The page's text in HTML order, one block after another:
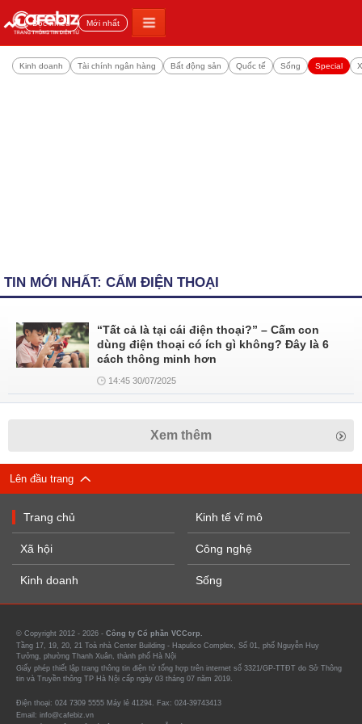
Đọc nhiều Mới nhất
Kinh doanh Tài chính ngân hàng Bất động sản Quốc tế Sống Special
TIN MỚI NHẤT: CẤM ĐIỆN THOẠI
“Tất cả là tại cái điện thoại?” – Cấm con
dùng điện thoại có ích gì không? Đây là 6
cách thông minh hơn
14:45 30/07/2025
Xem thêm
Lên đầu trang
Trang chủ
Xã hội
Kinh doanh
Kinh tế vĩ mô
Công nghệ
Sống
© Copyright 2012 - 2026 - Công ty Cổ phần VCCorp.
Tầng 17, 19, 20, 21 Toà nhà Center Building - Hapulico Complex, Số 01, phố Nguyễn Huy
Tưởng, phường Thanh Xuân, thành phố Hà Nội
Giấy phép thiết lập trang thông tin điện tử tổng hợp trên internet số 3321/GP-TTĐT do Sở Thông
tin và Truyền thông TP Hà Nội cấp ngày 03 tháng 07 năm 2019.
Điện thoại: 024 7309 5555 Máy lẻ 41294. Fax: 024-39743413
Email: info@cafebiz.vn